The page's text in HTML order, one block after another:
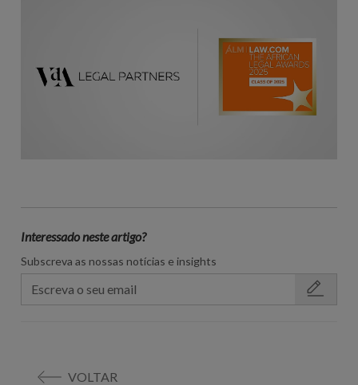
Interessado neste artigo?
Subscreva as nossas notícias e insights
VOLTAR